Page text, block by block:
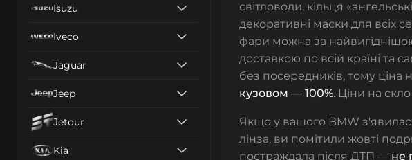
Isuzu
Iveco
Jaguar
Jeep
Jetour
Kia
світловоди, кільця
декоративні маски для всіх
фари можна за
доставкою по всій країні та
без посередників, тому ціна
кузовом — 100%. Ціни на
Якщо у вашого BMW
лінза, ви помітили жовті
постраждала після ДТП — не